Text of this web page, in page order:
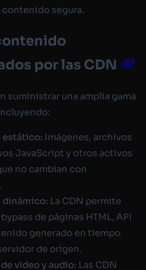
contenido segura.
por las CDN
suministrar una amplia gama
estático: Imágenes, archivos
JavaScript y otros activos
no cambian con
La CDN permite
de páginas HTML, API
generado en tiempo
de origen.
video y audio: Las CDN